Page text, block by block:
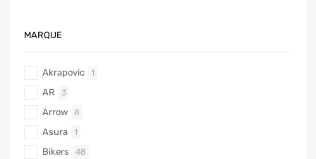
MARQUE
Akrapovic 1
AR 3
Arrow 8
Asura 1
Bikers 48